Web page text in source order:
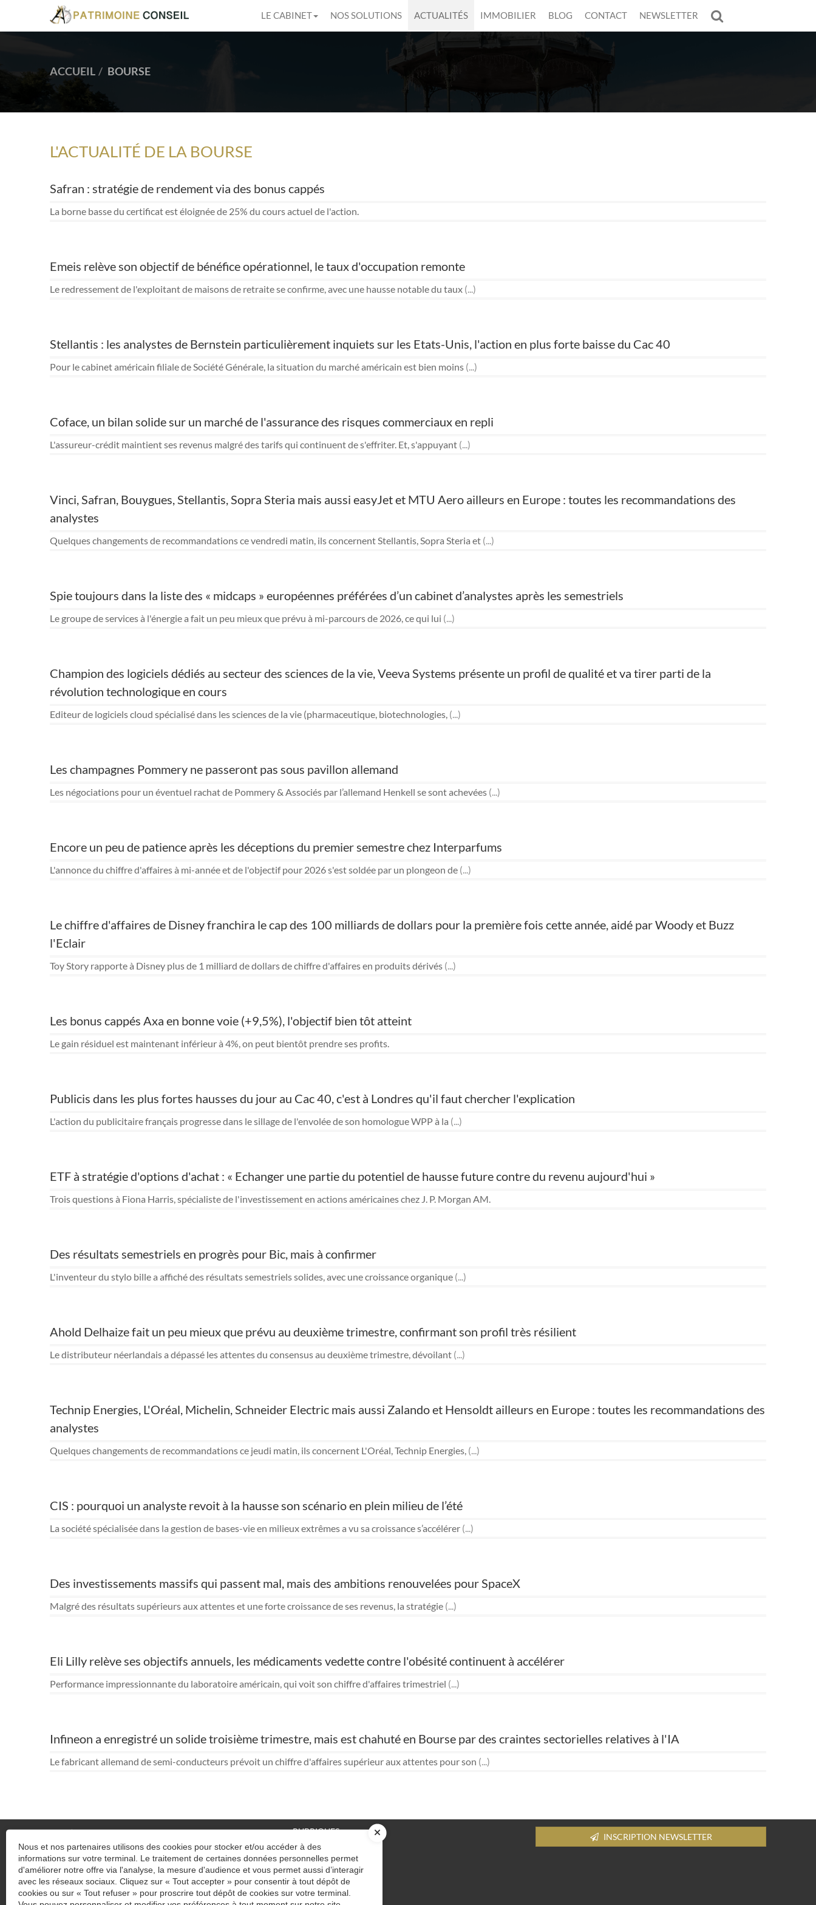
LE CABINET NOS SOLUTIONS ACTUALITÉS IMMOBILIER BLOG CONTACT NEWSLETTER
ACCUEIL BOURSE
L'ACTUALITÉ DE LA BOURSE
Safran : stratégie de rendement via des bonus cappés
La borne basse du certificat est éloignée de 25% du cours actuel de l'action.
Emeis relève son objectif de bénéfice opérationnel, le taux d'occupation remonte
Le redressement de l'exploitant de maisons de retraite se confirme, avec une hausse notable du taux (...)
Stellantis : les analystes de Bernstein particulièrement inquiets sur les Etats-Unis, l'action en plus forte baisse du Cac 40
Pour le cabinet américain filiale de Société Générale, la situation du marché américain est bien moins (...)
Coface, un bilan solide sur un marché de l'assurance des risques commerciaux en repli
L'assureur-crédit maintient ses revenus malgré des tarifs qui continuent de s'effriter. Et, s'appuyant (...)
Vinci, Safran, Bouygues, Stellantis, Sopra Steria mais aussi easyJet et MTU Aero ailleurs en Europe : toutes les recommandations des
analystes
Quelques changements de recommandations ce vendredi matin, ils concernent Stellantis, Sopra Steria et (...)
Spie toujours dans la liste des « midcaps » européennes préférées d’un cabinet d’analystes après les semestriels
Le groupe de services à l'énergie a fait un peu mieux que prévu à mi-parcours de 2026, ce qui lui (...)
Champion des logiciels dédiés au secteur des sciences de la vie, Veeva Systems présente un profil de qualité et va tirer parti de la
révolution technologique en cours
Editeur de logiciels cloud spécialisé dans les sciences de la vie (pharmaceutique, biotechnologies, (...)
Les champagnes Pommery ne passeront pas sous pavillon allemand
Les négociations pour un éventuel rachat de Pommery & Associés par l’allemand Henkell se sont achevées (...)
Encore un peu de patience après les déceptions du premier semestre chez Interparfums
L'annonce du chiffre d'affaires à mi-année et de l'objectif pour 2026 s'est soldée par un plongeon de (...)
Le chiffre d'affaires de Disney franchira le cap des 100 milliards de dollars pour la première fois cette année, aidé par Woody et Buzz
l'Eclair
Toy Story rapporte à Disney plus de 1 milliard de dollars de chiffre d'affaires en produits dérivés (...)
Les bonus cappés Axa en bonne voie (+9,5%), l'objectif bien tôt atteint
Le gain résiduel est maintenant inférieur à 4%, on peut bientôt prendre ses profits.
Publicis dans les plus fortes hausses du jour au Cac 40, c'est à Londres qu'il faut chercher l'explication
L'action du publicitaire français progresse dans le sillage de l'envolée de son homologue WPP à la (...)
ETF à stratégie d'options d'achat : « Echanger une partie du potentiel de hausse future contre du revenu aujourd'hui »
Trois questions à Fiona Harris, spécialiste de l'investissement en actions américaines chez J. P. Morgan AM.
Des résultats semestriels en progrès pour Bic, mais à confirmer
L'inventeur du stylo bille a affiché des résultats semestriels solides, avec une croissance organique (...)
Ahold Delhaize fait un peu mieux que prévu au deuxième trimestre, confirmant son profil très résilient
Le distributeur néerlandais a dépassé les attentes du consensus au deuxième trimestre, dévoilant (...)
Technip Energies, L'Oréal, Michelin, Schneider Electric mais aussi Zalando et Hensoldt ailleurs en Europe : toutes les recommandations des
analystes
Quelques changements de recommandations ce jeudi matin, ils concernent L'Oréal, Technip Energies, (...)
CIS : pourquoi un analyste revoit à la hausse son scénario en plein milieu de l’été
La société spécialisée dans la gestion de bases-vie en milieux extrêmes a vu sa croissance s’accélérer (...)
Des investissements massifs qui passent mal, mais des ambitions renouvelées pour SpaceX
Malgré des résultats supérieurs aux attentes et une forte croissance de ses revenus, la stratégie (...)
Eli Lilly relève ses objectifs annuels, les médicaments vedette contre l'obésité continuent à accélérer
Performance impressionnante du laboratoire américain, qui voit son chiffre d'affaires trimestriel (...)
Infineon a enregistré un solide troisième trimestre, mais est chahuté en Bourse par des craintes sectorielles relatives à l'IA
Le fabricant allemand de semi-conducteurs prévoit un chiffre d'affaires supérieur aux attentes pour son (...)
BUREAU DE MONTÉLIMAR
1 bis rue Paul Loubet
26200MONTELIMAR
Previous Next
RUBRIQUES
Le cabinet
Nos solutions
Actualités
Immobilier
INSCRIPTION NEWSLETTER
Nous et nos partenaires utilisons des cookies pour stocker et/ou accéder à des
informations sur votre terminal. Le traitement de certaines données personnelles permet
d'améliorer notre offre via l'analyse, la mesure d'audience et vous permet aussi d’interagir
avec les réseaux sociaux. Cliquez sur « Tout accepter » pour consentir à tout dépôt de
cookies ou sur « Tout refuser » pour proscrire tout dépôt de cookies sur votre terminal.